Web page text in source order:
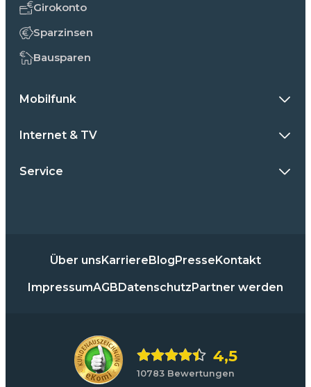
Girokonto
Sparzinsen
Bausparen
Mobilfunk
Internet & TV
Service
Über unsKarriereBlogPresseKontakt
ImpressumAGBDatenschutzPartner werden
4,5
10783 Bewertungen